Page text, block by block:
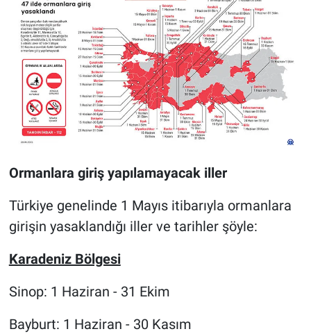
Ormanlara giriş yapılamayacak iller
Türkiye genelinde 1 Mayıs itibarıyla ormanlara
girişin yasaklandığı iller ve tarihler şöyle:
Karadeniz Bölgesi
Sinop: 1 Haziran - 31 Ekim
Bayburt: 1 Haziran - 30 Kasım